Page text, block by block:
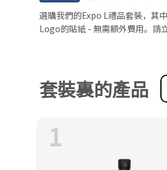
選購我們的Expo L禮品套裝，其
Logo的貼紙 - 無需額外費用。請
套裝裏的產品
1